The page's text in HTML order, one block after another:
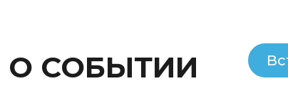
О СОБЫТИИ